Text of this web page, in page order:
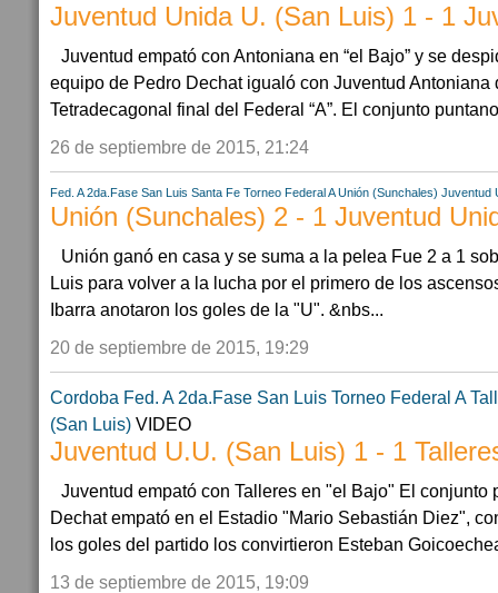
Juventud Unida U. (San Luis) 1 - 1
Juventud empató con Antoniana en “el Bajo” y se
equipo de Pedro Dechat igualó con Juventud Antoniana
Tetradecagonal final del Federal “A”. El conjunto
26 de septiembre de 2015, 21:24
Fed. A 2da.Fase San Luis Santa Fe Torneo Federal A Unión (Sunchales) Juventud
Unión (Sunchales) 2 - 1 Juventud
Unión ganó en casa y se suma a la pelea Fue 2 a 1
Luis para volver a la lucha por el primero de los
Ibarra anotaron los goles de la "U". &nbs...
20 de septiembre de 2015, 19:29
Cordoba Fed. A 2da.Fase San Luis Torneo Federal A
(San Luis) VIDEO
Juventud U.U. (San Luis) 1 - 1
Juventud empató con Talleres en "el Bajo" El conjunto
Dechat empató en el Estadio "Mario Sebastián Diez",
los goles del partido los convirtieron Esteban
13 de septiembre de 2015, 19:09